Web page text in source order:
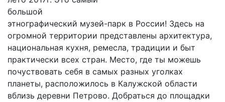
большой
этнографический музей-парк в России! Здесь на
огромной территории представлены архитектура,
национальная кухня, ремесла, традиции и быт
практически всех стран. Место, где ты можешь
почуствовать себя в самых разных уголках
планеты, расположилось в Калужской области
вблизь деревни Петрово. Добраться до площадки